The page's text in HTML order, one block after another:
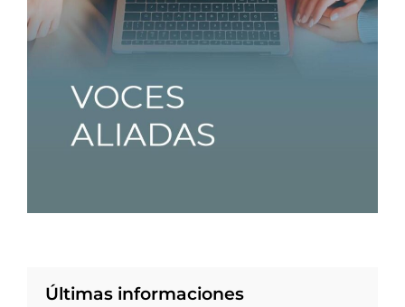
Últimas informaciones